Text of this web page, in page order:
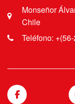
Monseñor
Chile
Teléfono: